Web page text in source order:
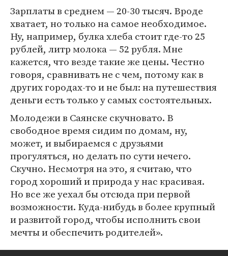
Зарплаты в среднем — 20-30 тысяч. Вроде
хватает, но только на самое необходимое.
Ну, например, булка хлеба стоит где-то 25
рублей, литр молока — 52 рубля. Мне
кажется, что везде такие же цены. Честно
говоря, сравнивать не с чем, потому как в
других городах-то и не был: на путешествия
деньги есть только у самых состоятельных.
Молодежи в Саянске скучновато. В
свободное время сидим по домам, ну,
может, и выбираемся с друзьями
прогуляться, но делать по сути нечего.
Скучно. Несмотря на это, я считаю, что
город хороший и природа у нас красивая.
Но все же уехал бы отсюда при первой
возможности. Куда-нибудь в более крупный
и развитой город, чтобы исполнить свои
мечты и обеспечить родителей».